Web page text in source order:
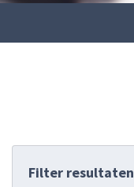
Filter resultaten